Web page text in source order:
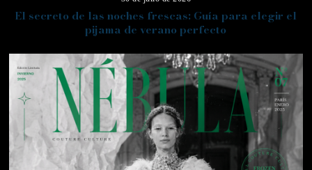
El secreto de las noches frescas: Guía para elegir el
pijama de verano perfecto